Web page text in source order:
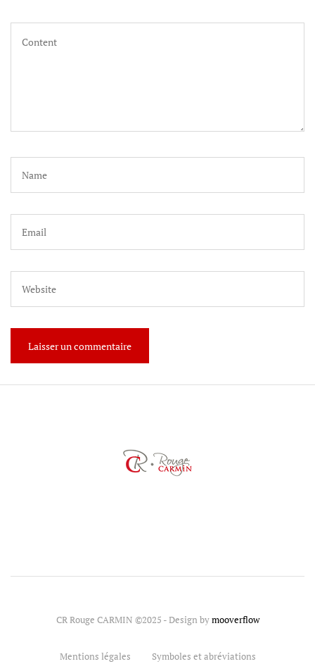
CR Rouge CARMIN ©2025 - Design bymooverflow
Mentions légales Symboles et abréviations